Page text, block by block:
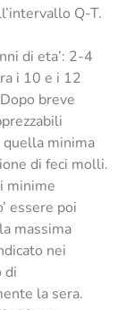
Q-T.
di eta’: 2-4
i 10 e i 12
breve
quella minima
di feci molli.
minime
essere poi
massima
nei
di
la sera.